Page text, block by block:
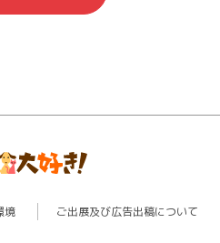
境 ご出展及び広告出稿について